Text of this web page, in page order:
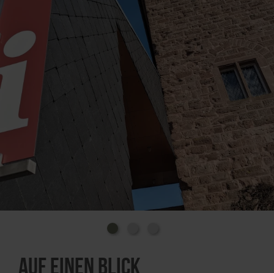
Auf einen Blick